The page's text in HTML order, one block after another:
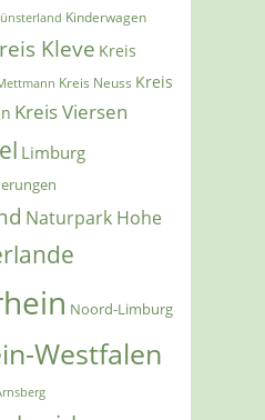
Kinderwagen
Kleve Kreis
Kreis Neuss Kreis
Kreis Viersen
Limburg
Naturpark Hohe
Noord-Limburg
Westfalen